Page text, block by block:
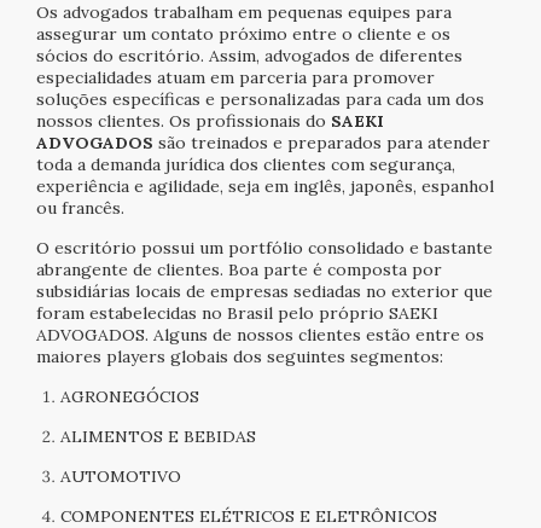
Os advogados trabalham em pequenas equipes para
assegurar um contato próximo entre o cliente e os
sócios do escritório. Assim, advogados de diferentes
especialidades atuam em parceria para promover
soluções específicas e personalizadas para cada um dos
nossos clientes. Os profissionais do SAEKI
ADVOGADOS são treinados e preparados para atender
toda a demanda jurídica dos clientes com segurança,
experiência e agilidade, seja em inglês, japonês, espanhol
ou francês.
O escritório possui um portfólio consolidado e bastante
abrangente de clientes. Boa parte é composta por
subsidiárias locais de empresas sediadas no exterior que
foram estabelecidas no Brasil pelo próprio SAEKI
ADVOGADOS. Alguns de nossos clientes estão entre os
maiores players globais dos seguintes segmentos:
AGRONEGÓCIOS
ALIMENTOS E BEBIDAS
AUTOMOTIVO
COMPONENTES ELÉTRICOS E ELETRÔNICOS